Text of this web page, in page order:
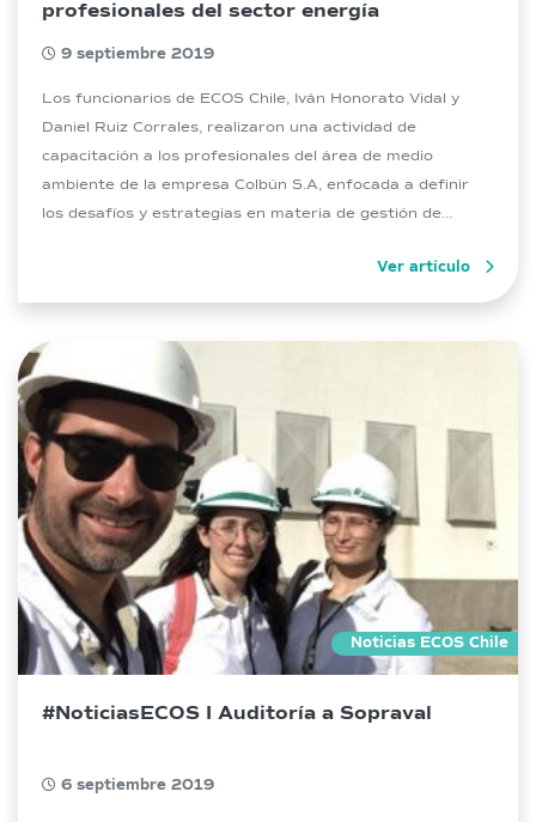
profesionales del sector energía
9 septiembre 2019
Los funcionarios de ECOS Chile, Iván Honorato Vidal y
Daniel Ruiz Corrales, realizaron una actividad de
capacitación a los profesionales del área de medio
ambiente de la empresa Colbún S.A, enfocada a definir
los desafíos y estrategias en materia de gestión de
actividad, se presentaron antecedentes y […]Ver artículo
Noticias ECOS Chile
#NoticiasECOS I Auditoría a Sopraval
6 septiembre 2019